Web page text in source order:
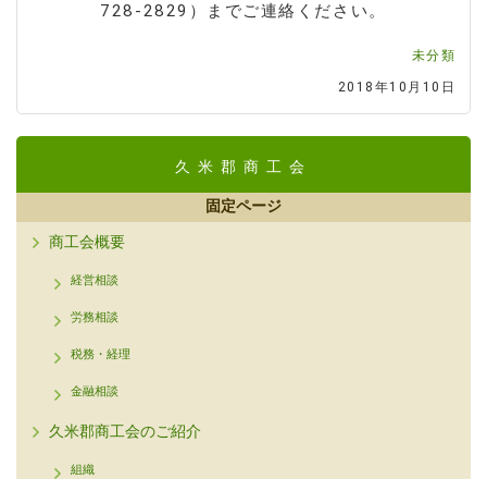
728-2829）までご連絡ください。
未分類
2018年10月10日
久米郡商工会
固定ページ
商工会概要
経営相談
労務相談
税務・経理
金融相談
久米郡商工会のご紹介
組織